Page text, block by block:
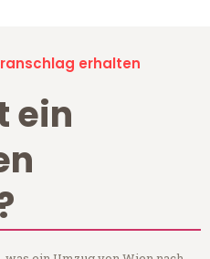
erhalten
ein